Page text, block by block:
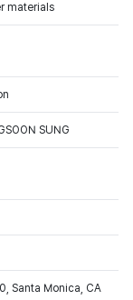
materials
SUNG
Santa Monica, CA